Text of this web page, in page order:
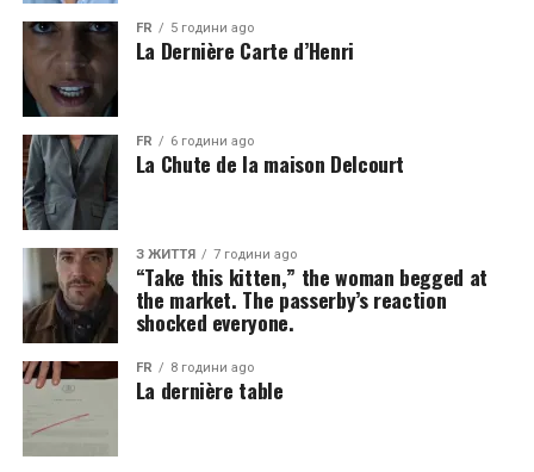
FR 5 години ago
La Dernière Carte d’Henri
FR 6 години ago
La Chute de la maison Delcourt
З ЖИТТЯ 7 години ago
“Take this kitten,” the woman begged at
the market. The passerby’s reaction
shocked everyone.
FR 8 години ago
La dernière table